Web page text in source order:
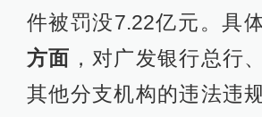
件被罚没7.22亿元。具
方面 ，对广发银行总行
其他分支机构的违法违